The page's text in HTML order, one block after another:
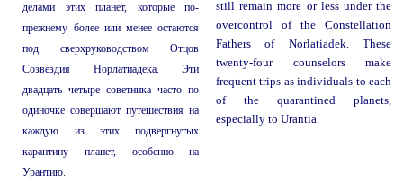
делами этих планет, которые по-
прежнему более или менее остаются
под сверхруководством Отцов
Созвездия Норлатиадека. Эти
двадцать четыре советника часто по
одиночке совершают путешествия на
каждую из этих подвергнутых
карантину планет, особенно на
Урантию.
still remain more or less under the
overcontrol of the Constellation
Fathers of Norlatiadek. These
twenty-four counselors make
frequent trips as individuals to each
of the quarantined planets,
especially to Urantia.